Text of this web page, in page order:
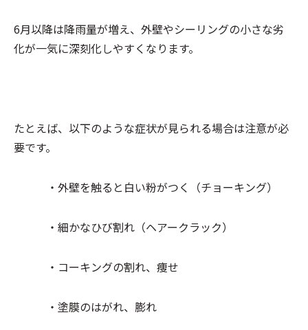
6月以降は降雨量が増え、外壁やシーリングの小さな劣
化が一気に深刻化しやすくなります。
たとえば、以下のような症状が見られる場合は注意が必
要です。
・外壁を触ると白い粉がつく（チョーキング）
・細かなひび割れ（ヘアークラック）
・コーキングの割れ、痩せ
・塗膜のはがれ、膨れ